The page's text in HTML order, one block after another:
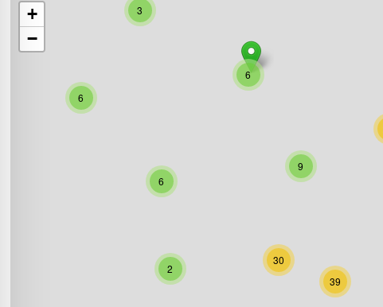
6
2
39
30
3
6
9
6
+
−